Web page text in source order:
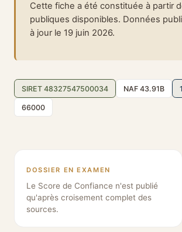
Cette fiche a été constituée à partir
publiques disponibles. Données
à jour le 19 juin 2026.
SIRET 48327547500034 NAF 43.91B
66000
DOSSIER EN EXAMEN
Le Score de Confiance n'est publié
qu'après croisement complet des
sources.